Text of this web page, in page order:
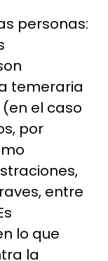
personas:
temeraria
el caso
por
entre
lo que
la